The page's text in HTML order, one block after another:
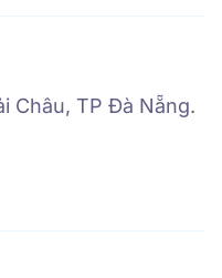
Châu, TP Đà Nẵng.